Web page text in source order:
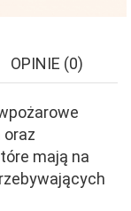
OPINIE (0)
oraz
mają na